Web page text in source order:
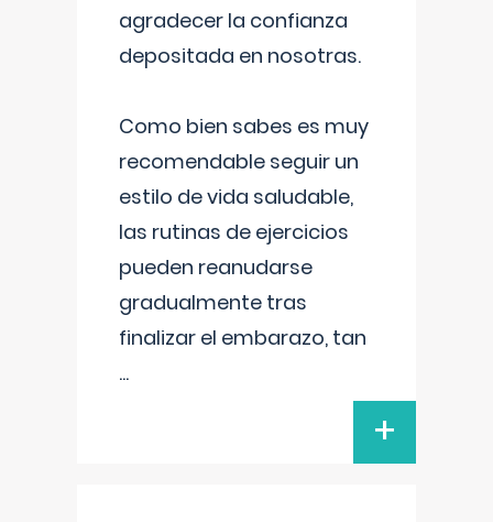
agradecer la confianza
depositada en nosotras.
Como bien sabes es muy
recomendable seguir un
estilo de vida saludable,
las rutinas de ejercicios
pueden reanudarse
gradualmente tras
finalizar el embarazo, tan
...
+